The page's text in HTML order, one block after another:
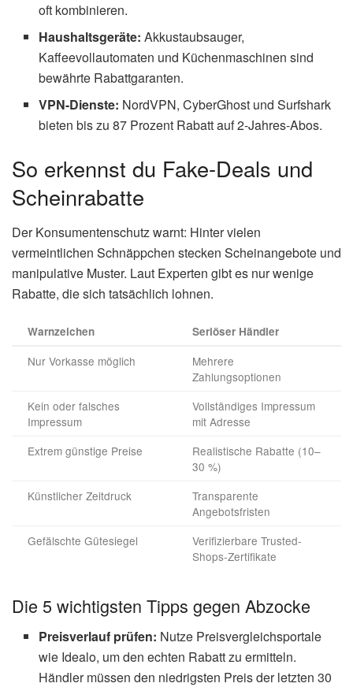
oft kombinieren.
Haushaltsgeräte:Akkustaubsauger,
Kaffeevollautomaten und Küchenmaschinen sind
bewährte Rabattgaranten.
VPN-Dienste: NordVPN, CyberGhost und Surfshark
bieten bis zu 87 Prozent Rabatt auf 2-Jahres-Abos.
So erkennst du Fake-Deals und
Scheinrabatte
Der Konsumentenschutz warnt: Hinter vielen
vermeintlichen Schnäppchen stecken Scheinangebote und
manipulative Muster. Laut Experten gibt es nur wenige
Rabatte, die sich tatsächlich lohnen.
Warnzeichen Seriöser Händler
Nur Vorkasse möglich
Mehrere
Zahlungsoptionen
Kein oder falsches
Impressum
Vollständiges Impressum
mit Adresse
Extrem günstige Preise
Realistische Rabatte (10–
30 %)
Künstlicher Zeitdruck
Transparente
Angebotsfristen
Gefälschte Gütesiegel
Verifizierbare Trusted-
Shops-Zertifikate
Die 5 wichtigsten Tipps gegen Abzocke
Preisverlauf prüfen: Nutze Preisvergleichsportale
wie Idealo, um den echten Rabatt zu ermitteln.
Händler müssen den niedrigsten Preis der letzten 30